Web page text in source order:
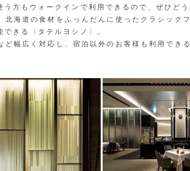
方もウォークインで利用できるので、ぜひどう
海道の食材をふっんだんに使ったクラシック
きる〈タテルヨシノ〉。
幅広く対応し、宿泊以外のお客様も利用でき